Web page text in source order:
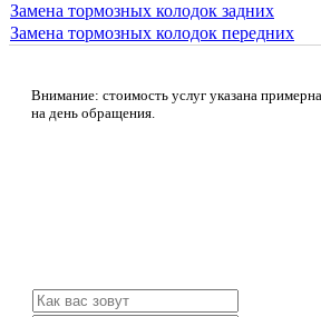
Замена тормозных колодок задних
Замена тормозных колодок передних
Внимание: стоимость услуг указана
на день обращения.